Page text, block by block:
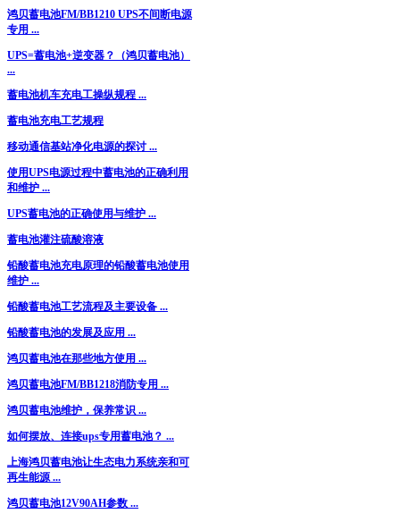
鸿贝蓄电池FM/BB1210 UPS不间断电源
专用 ...
UPS=蓄电池+逆变器？（鸿贝蓄电池）
...
蓄电池机车充电工操纵规程 ...
蓄电池充电工艺规程
移动通信基站净化电源的探讨 ...
使用UPS电源过程中蓄电池的正确利用
和维护 ...
UPS蓄电池的正确使用与维护 ...
蓄电池灌注硫酸溶液
铅酸蓄电池充电原理的铅酸蓄电池使用
维护 ...
铅酸蓄电池工艺流程及主要设备 ...
铅酸蓄电池的发展及应用 ...
鸿贝蓄电池在那些地方使用 ...
鸿贝蓄电池FM/BB1218消防专用 ...
鸿贝蓄电池维护，保养常识 ...
如何摆放、连接ups专用蓄电池？ ...
上海鸿贝蓄电池让生态电力系统亲和可
再生能源 ...
鸿贝蓄电池12V90AH参数 ...